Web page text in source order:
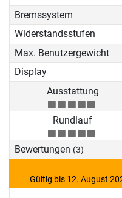
Bremssystem
Widerstandsstufen
Max. Benutzergewicht
Display
Ausstattung
Rundlauf
Bewertungen (3)
Gültig bis 12. August